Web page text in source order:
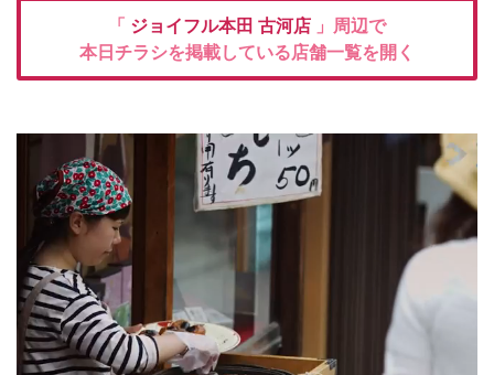
「 ジョイフル本田 古河店 」周辺で
本日チラシを掲載している店舗一覧を開く